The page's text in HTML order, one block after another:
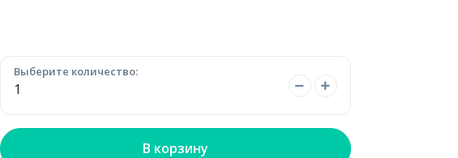
Выберите количество:
В корзину